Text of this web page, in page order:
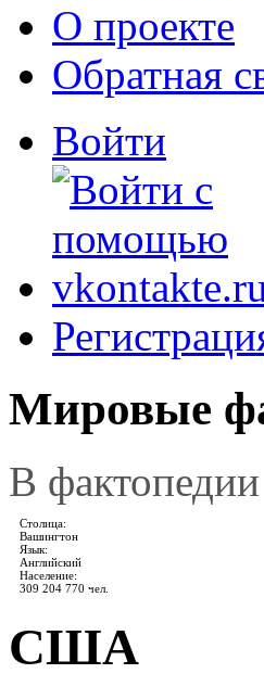
О проекте
Обратная
Войти
Мировые
В фактопедии
Столица:
Вашингтон
Язык:
Английский
Население:
309 204 770 чел.
США